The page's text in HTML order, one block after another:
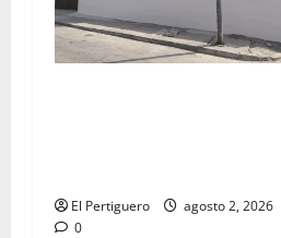
El Pertiguero
agosto 2, 2026
0